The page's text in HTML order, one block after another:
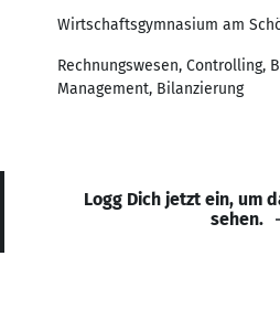
Wirtschaftsgymnasium am
Rechnungswesen, Controlling,
Management, Bilanzierung
Logg Dich jetzt ein, um
sehen.